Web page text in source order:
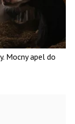
Mocny apel do